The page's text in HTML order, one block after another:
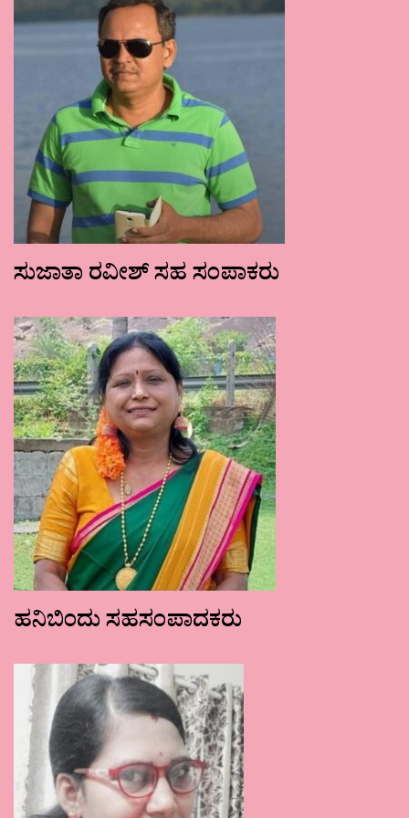
ಸುಜಾತಾ ರವೀಶ್ ಸಹ ಸಂಪಾಕರು
ಹನಿಬಿಂದು ಸಹಸಂಪಾದಕರು